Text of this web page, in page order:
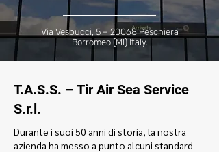
Via Vespucci, 5 – 20068 Peschiera
Borromeo (MI) Italy.
T.A.S.S. – Tir Air Sea Service
S.r.l.
Durante i suoi 50 anni di storia, la nostra
azienda ha messo a punto alcuni standard